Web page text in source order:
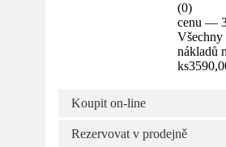
(0)
cenu —
Všechny
nákladů
ks
Koupit on-line
Rezervovat v prodejně